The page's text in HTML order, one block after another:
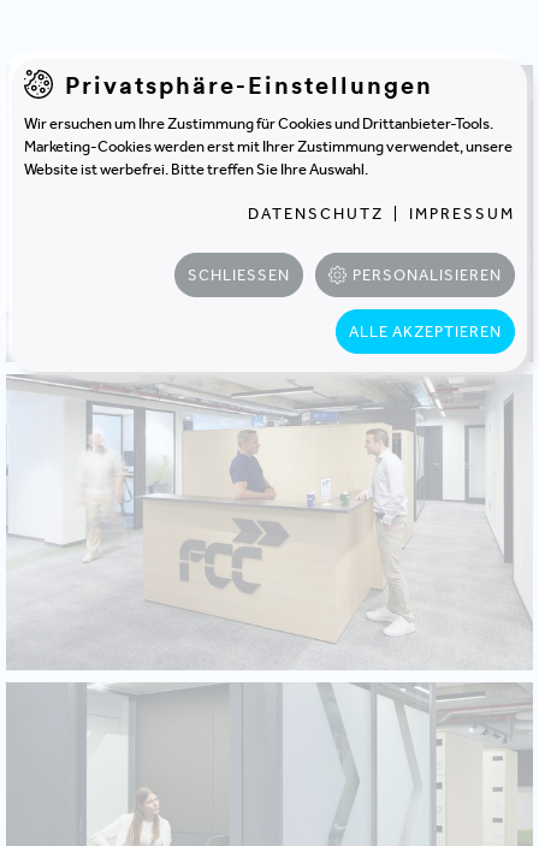
Privatsphäre-Einstellungen
Wir ersuchen um Ihre Zustimmung für Cookies und Drittanbieter-Tools.
Marketing-Cookies werden erst mit Ihrer Zustimmung verwendet, unsere
Website ist werbefrei. Bitte treffen Sie Ihre Auswahl.
DATENSCHUTZ IMPRESSUM
SCHLIESSEN PERSONALISIEREN
ALLE AKZEPTIEREN